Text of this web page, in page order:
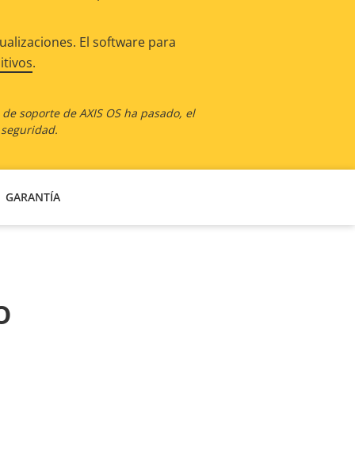
El software para
.
soporte de AXIS OS ha pasado, el
GARANTÍA